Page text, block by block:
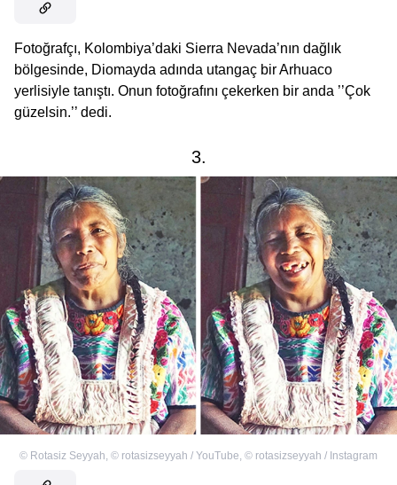
Fotoğrafçı, Kolombiya’daki Sierra Nevada’nın dağlık
bölgesinde, Diomayda adında utangaç bir Arhuaco
yerlisiyle tanıştı. Onun fotoğrafını çekerken bir anda ’’Çok
güzelsin.’’ dedi.
3.
© Rotasiz Seyyah, © rotasizseyyah / YouTube, © rotasizseyyah / Instagram